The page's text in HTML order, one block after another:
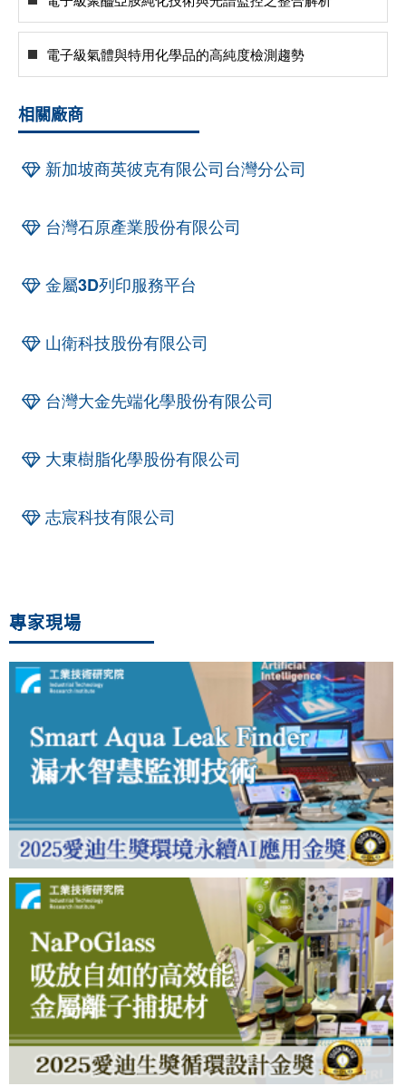
電子級氣體與特用化學品的高純度檢測趨勢
相關廠商
新加坡商英彼克有限公司台灣分公司
台灣石原產業股份有限公司
金屬3D列印服務平台
山衛科技股份有限公司
台灣大金先端化學股份有限公司
大東樹脂化學股份有限公司
志宸科技有限公司
專家現場